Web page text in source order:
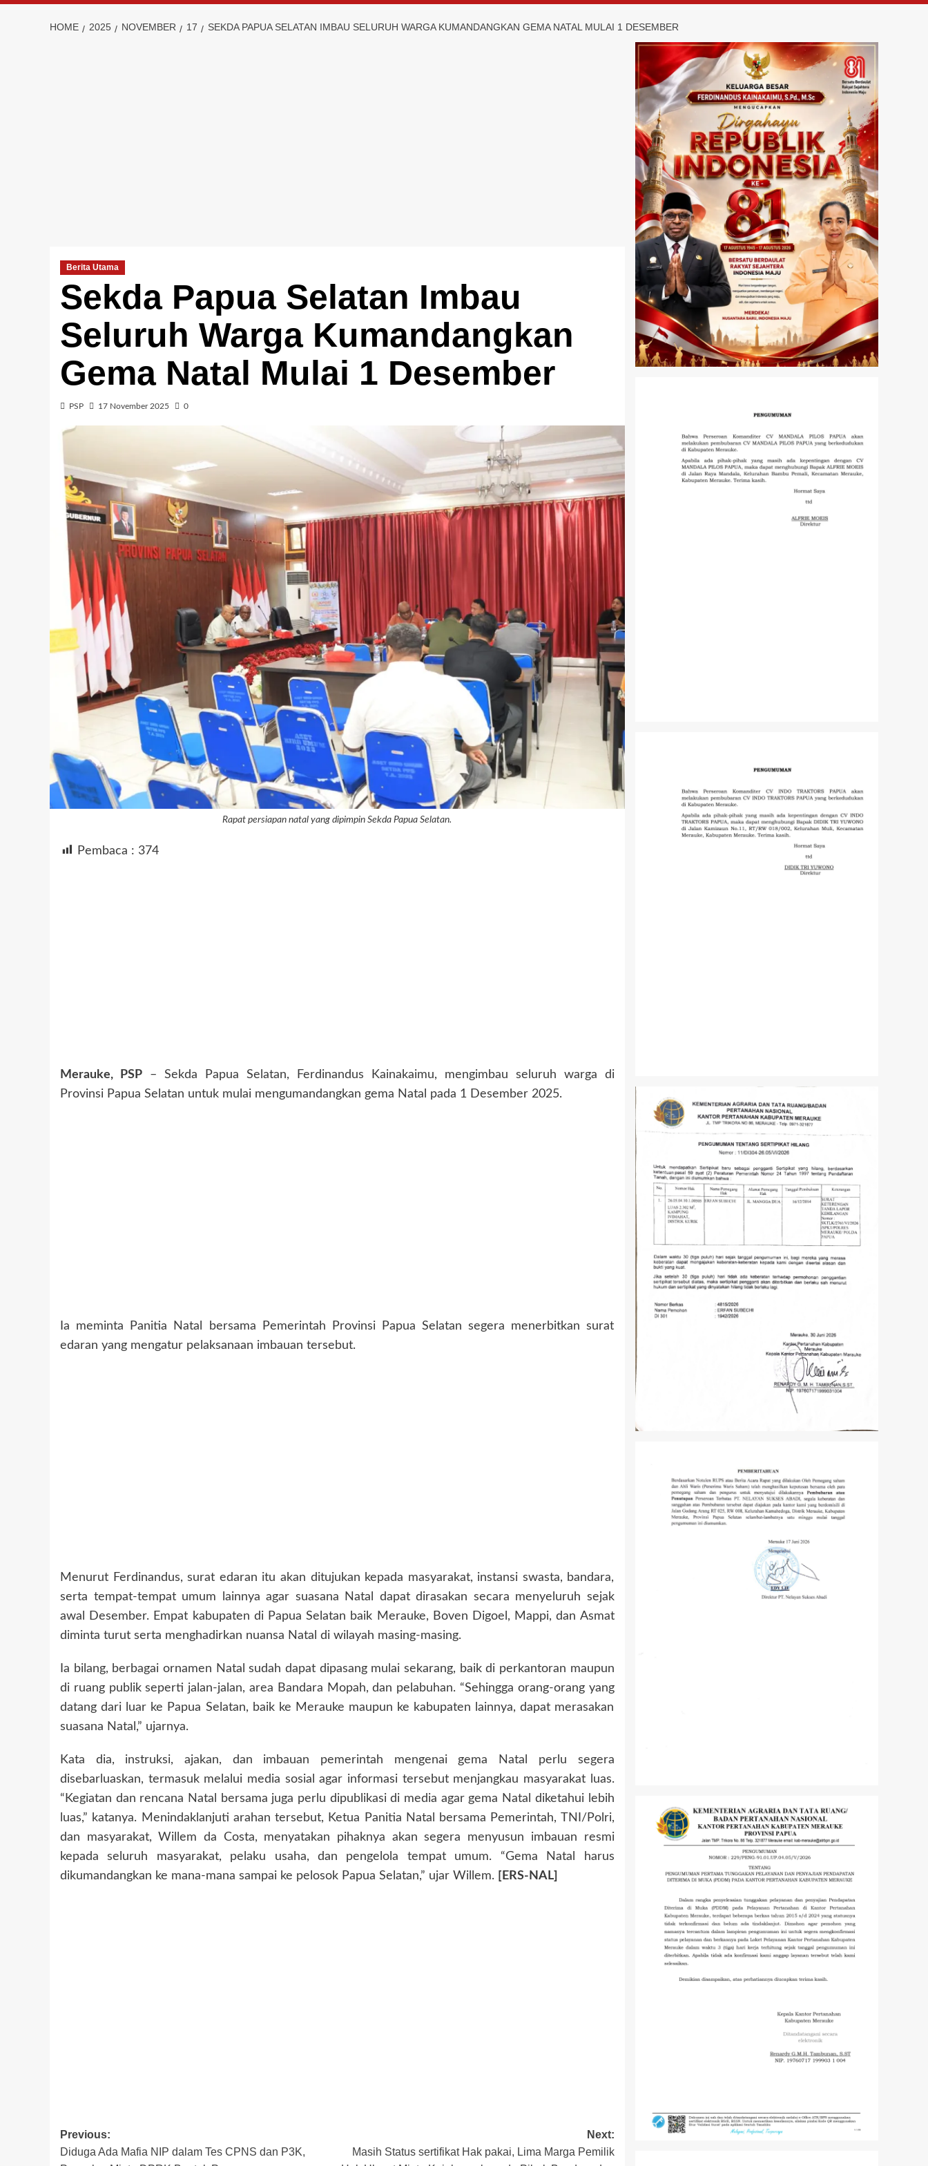
HOME 2025 NOVEMBER 17 SEKDA PAPUA SELATAN IMBAU SELURUH WARGA KUMANDANGKAN GEMA NATAL MULAI 1 DESEMBER
Berita Utama
Sekda Papua Selatan Imbau
Seluruh Warga Kumandangkan
Gema Natal Mulai 1 Desember
PSP 17 November 2025 0
Rapat persiapan natal yang dipimpin Sekda Papua Selatan.
Pembaca : 374
Merauke, PSP– Sekda Papua Selatan, Ferdinandus Kainakaimu, mengimbau seluruh warga di
Provinsi Papua Selatan untuk mulai mengumandangkan gema Natal pada 1 Desember 2025.
Ia meminta Panitia Natal bersama Pemerintah Provinsi Papua Selatan segera menerbitkan surat
edaran yang mengatur pelaksanaan imbauan tersebut.
Menurut Ferdinandus, surat edaran itu akan ditujukan kepada masyarakat, instansi swasta, bandara,
serta tempat-tempat umum lainnya agar suasana Natal dapat dirasakan secara menyeluruh sejak
awal Desember. Empat kabupaten di Papua Selatan baik Merauke, Boven Digoel, Mappi, dan Asmat
diminta turut serta menghadirkan nuansa Natal di wilayah masing-masing.
Ia bilang, berbagai ornamen Natal sudah dapat dipasang mulai sekarang, baik di perkantoran maupun
di ruang publik seperti jalan-jalan, area Bandara Mopah, dan pelabuhan. “Sehingga orang-orang yang
datang dari luar ke Papua Selatan, baik ke Merauke maupun ke kabupaten lainnya, dapat merasakan
suasana Natal,” ujarnya.
Kata dia, instruksi, ajakan, dan imbauan pemerintah mengenai gema Natal perlu segera
disebarluaskan, termasuk melalui media sosial agar informasi tersebut menjangkau masyarakat luas.
“Kegiatan dan rencana Natal bersama juga perlu dipublikasi di media agar gema Natal diketahui lebih
luas,” katanya. Menindaklanjuti arahan tersebut, Ketua Panitia Natal bersama Pemerintah, TNI/Polri,
dan masyarakat, Willem da Costa, menyatakan pihaknya akan segera menyusun imbauan resmi
kepada seluruh masyarakat, pelaku usaha, dan pengelola tempat umum. “Gema Natal harus
dikumandangkan ke mana-mana sampai ke pelosok Papua Selatan,” ujar Willem. [ERS-NAL]
Post
navigation
Previous:
Diduga Ada Mafia NIP dalam Tes CPNS dan P3K,
Next:
Masih Status sertifikat Hak pakai, Lima Marga Pemilik